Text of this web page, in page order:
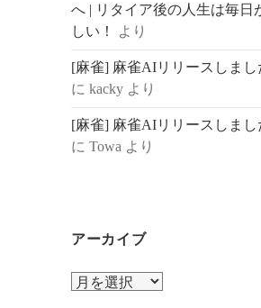
へ | リタイア後の人生は毎日
しい！
より
[麻雀] 麻雀AIリリースしまし
にkacky より
[麻雀] 麻雀AIリリースしまし
にTowa より
アーカイブ
ア